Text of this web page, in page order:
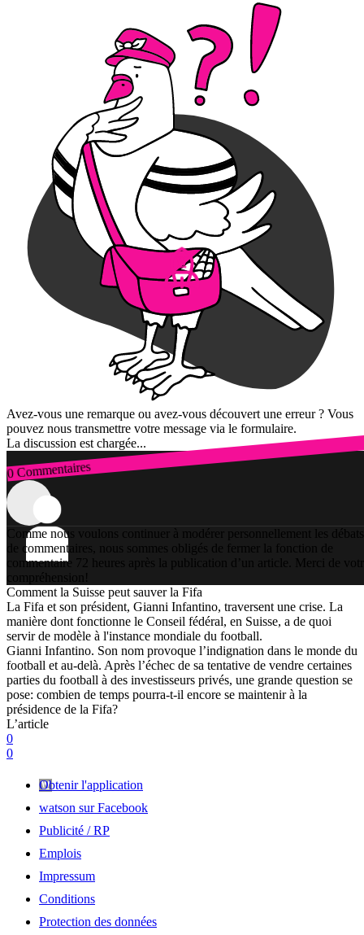
Avez-vous une remarque ou avez-vous découvert une erreur ? Vous
pouvez nous transmettre votre message via le formulaire.
La discussion est chargée...
0 Commentaires
Connexion
Comme nous voulons continuer à modérer personnellement les débats
de commentaires, nous sommes obligés de fermer la fonction de
commentaire 72 heures après la publication d’un article. Merci de
compréhension!
Comment la Suisse peut sauver la Fifa
La Fifa et son président, Gianni Infantino, traversent une crise. La
manière dont fonctionne le Conseil fédéral, en Suisse, a de quoi
servir de modèle à l'instance mondiale du football.
Gianni Infantino. Son nom provoque l’indignation dans le monde du
football et au-delà. Après l’échec de sa tentative de vendre certaines
parties du football à des investisseurs privés, une grande question se
pose: combien de temps pourra-t-il encore se maintenir à la
présidence de la Fifa?
L’article
0
0
Obtenir l'application
watson sur Facebook
Publicité / RP
Emplois
Impressum
Conditions
Protection des données